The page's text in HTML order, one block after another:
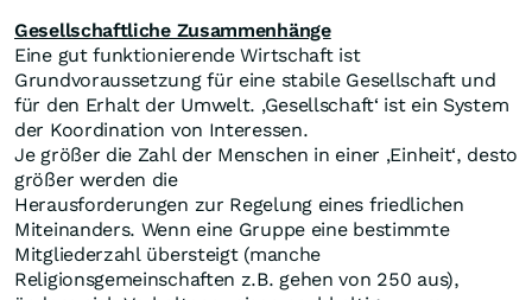
Gesellschaftliche Zusammenhänge
Eine gut funktionierende Wirtschaft ist
Grundvoraussetzung für eine stabile Gesellschaft und
für den Erhalt der Umwelt. ‚Gesellschaft‘ ist ein System
der Koordination von Interessen.
Je größer die Zahl der Menschen in einer ‚Einheit‘, desto
größer werden die
Herausforderungen zur Regelung eines friedlichen
Miteinanders. Wenn eine Gruppe eine bestimmte
Mitgliederzahl übersteigt (manche
Religionsgemeinschaften z.B. gehen von 250 aus),